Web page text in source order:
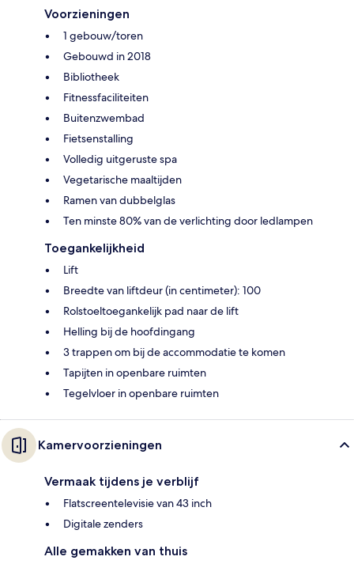
Voorzieningen
1 gebouw/toren
Gebouwd in 2018
Bibliotheek
Fitnessfaciliteiten
Buitenzwembad
Fietsenstalling
Volledig uitgeruste spa
Vegetarische maaltijden
Ramen van dubbelglas
Ten minste 80% van de verlichting door ledlampen
Toegankelijkheid
Lift
Breedte van liftdeur (in centimeter): 100
Rolstoeltoegankelijk pad naar de lift
Helling bij de hoofdingang
3 trappen om bij de accommodatie te komen
Tapijten in openbare ruimten
Tegelvloer in openbare ruimten
Kamervoorzieningen
Vermaak tijdens je verblijf
Flatscreentelevisie van 43 inch
Digitale zenders
Alle gemakken van thuis